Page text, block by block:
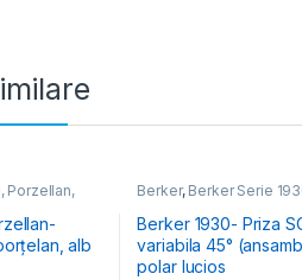
Porzellan,
alb
Berker, Berker Serie
Berker 1930- Priza SCHUKO
variabila 45°
polar lucios